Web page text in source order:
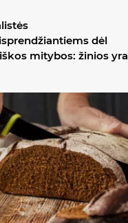
dėl
mitybos: žinios yra